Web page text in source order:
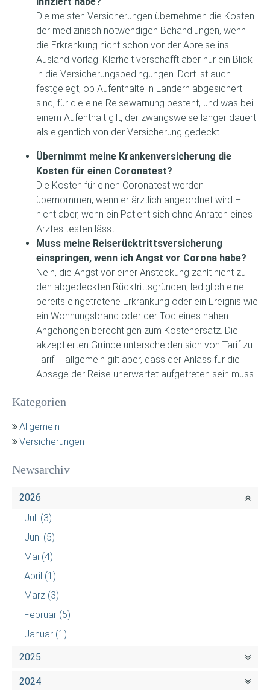
Die meisten Versicherungen übernehmen die Kosten
der medizinisch notwendigen Behandlungen, wenn
die Erkrankung nicht schon vor der Abreise ins
Ausland vorlag. Klarheit verschafft aber nur ein Blick
in die Versicherungsbedingungen. Dort ist auch
festgelegt, ob Aufenthalte in Ländern abgesichert
sind, für die eine Reisewarnung besteht, und was bei
einem Aufenthalt gilt, der zwangsweise länger dauert
als eigentlich von der Versicherung gedeckt.
Übernimmt meine Krankenversicherung die
Kosten für einen Coronatest?
Die Kosten für einen Coronatest werden
übernommen, wenn er ärztlich angeordnet wird –
nicht aber, wenn ein Patient sich ohne Anraten eines
Arztes testen lässt.
Muss meine Reiserücktrittsversicherung
einspringen, wenn ich Angst vor Corona habe?
Nein, die Angst vor einer Ansteckung zählt nicht zu
den abgedeckten Rücktrittsgründen, lediglich eine
bereits eingetretene Erkrankung oder ein Ereignis wie
ein Wohnungsbrand oder der Tod eines nahen
Angehörigen berechtigen zum Kostenersatz. Die
akzeptierten Gründe unterscheiden sich von Tarif zu
Tarif – allgemein gilt aber, dass der Anlass für die
Absage der Reise unerwartet aufgetreten sein muss.
Kategorien
Allgemein
Versicherungen
Newsarchiv
2026
Juli (3)
Juni (5)
Mai (4)
April (1)
März (3)
Februar (5)
Januar (1)
2025
2024